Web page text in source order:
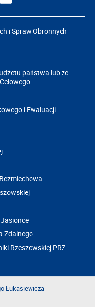
i Spraw Obronnych
państwa lub ze
i Ewaluacji
Zdalnego
Rzeszowskiej PRZ-
Łukasiewicza